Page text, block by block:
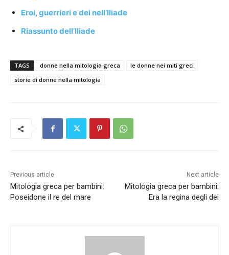
Eroi, guerrieri e dei nell’Iliade
Riassunto dell’Iliade
TAGS donne nella mitologia greca
le donne nei miti greci
storie di donne nella mitologia
Previous article
Mitologia greca per bambini:
Poseidone il re del mare
Next article
Mitologia greca per bambini:
Era la regina degli dei